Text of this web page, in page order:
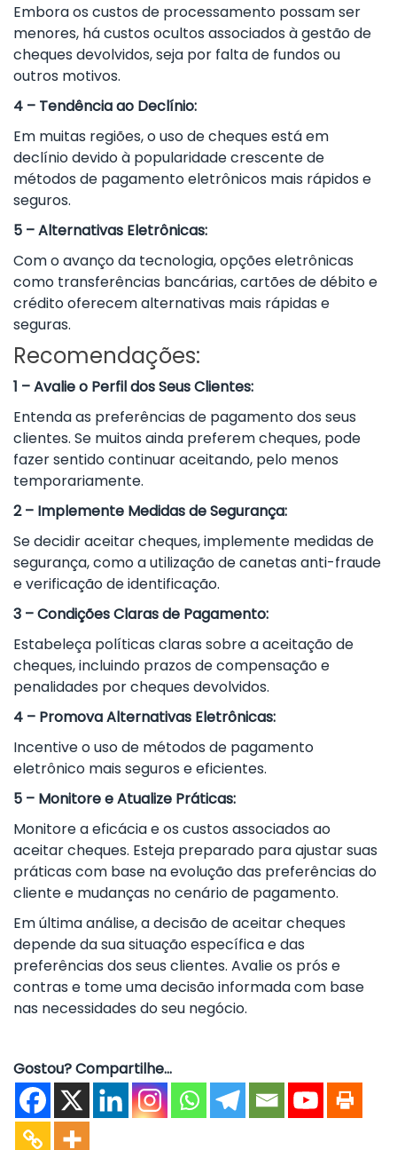
Embora os custos de processamento possam ser
menores, há custos ocultos associados à gestão de
cheques devolvidos, seja por falta de fundos ou
outros motivos.
4 – Tendência ao Declínio:
Em muitas regiões, o uso de cheques está em
declínio devido à popularidade crescente de
métodos de pagamento eletrônicos mais rápidos e
seguros.
5 – Alternativas Eletrônicas:
Com o avanço da tecnologia, opções eletrônicas
como transferências bancárias, cartões de débito e
crédito oferecem alternativas mais rápidas e
seguras.
Recomendações:
1 – Avalie o Perfil dos Seus Clientes:
Entenda as preferências de pagamento dos seus
clientes. Se muitos ainda preferem cheques, pode
fazer sentido continuar aceitando, pelo menos
temporariamente.
2 – Implemente Medidas de Segurança:
Se decidir aceitar cheques, implemente medidas de
segurança, como a utilização de canetas anti-fraude
e verificação de identificação.
3 – Condições Claras de Pagamento:
Estabeleça políticas claras sobre a aceitação de
cheques, incluindo prazos de compensação e
penalidades por cheques devolvidos.
4 – Promova Alternativas Eletrônicas:
Incentive o uso de métodos de pagamento
eletrônico mais seguros e eficientes.
5 – Monitore e Atualize Práticas:
Monitore a eficácia e os custos associados ao
aceitar cheques. Esteja preparado para ajustar suas
práticas com base na evolução das preferências do
cliente e mudanças no cenário de pagamento.
Em última análise, a decisão de aceitar cheques
depende da sua situação específica e das
preferências dos seus clientes. Avalie os prós e
contras e tome uma decisão informada com base
nas necessidades do seu negócio.
Gostou? Compartilhe...